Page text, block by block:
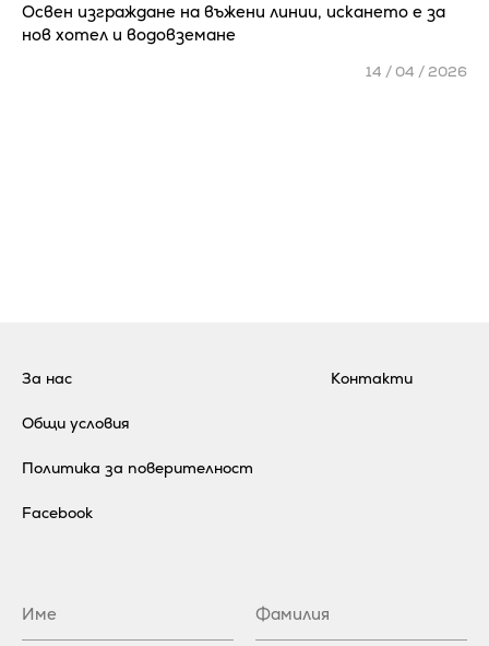
Освен изграждане на въжени линии, искането е за
нов хотел и водовземане
14 / 04 / 2026
За нас
Общи условия
Политика за поверителност
Контакти
Facebook